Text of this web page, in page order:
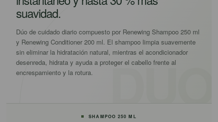
suavidad.
Dúo de cuidado diario compuesto por Renewing Shampoo 250 ml
y Renewing Conditioner 200 ml. El shampoo limpia suavemente
sin eliminar la hidratación natural, mientras el acondicionador
desenreda, hidrata y ayuda a proteger el cabello frente al
encrespamiento y la rotura.
SHAMPOO 250 ML